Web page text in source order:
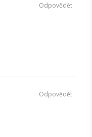
Odpovědět
Odpovědět